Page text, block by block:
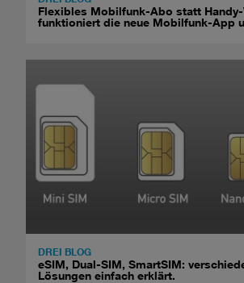
Flexibles Mobilfunk-Abo statt Handy-
funktioniert die neue Mobilfunk-App
DREI BLOG
eSIM, Dual-SIM, SmartSIM:
Lösungen einfach erklärt.